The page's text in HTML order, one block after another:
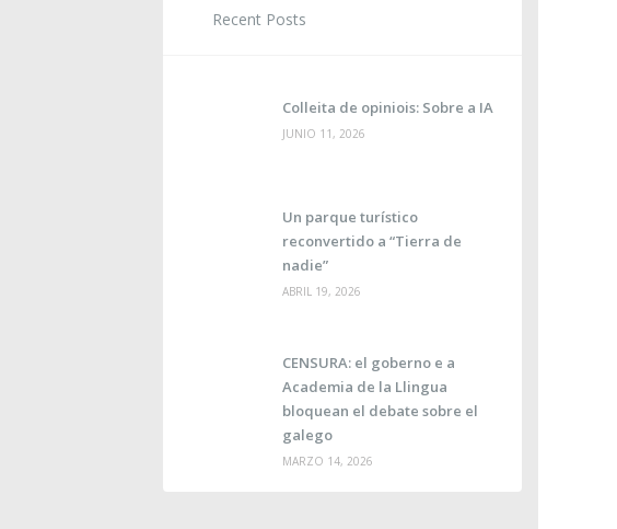
Recent Posts
Colleita de opiniois: Sobre a IA
JUNIO 11, 2026
Un parque turístico
reconvertido a “Tierra de
nadie”
ABRIL 19, 2026
CENSURA: el goberno e a
Academia de la Llingua
bloquean el debate sobre el
galego
MARZO 14, 2026